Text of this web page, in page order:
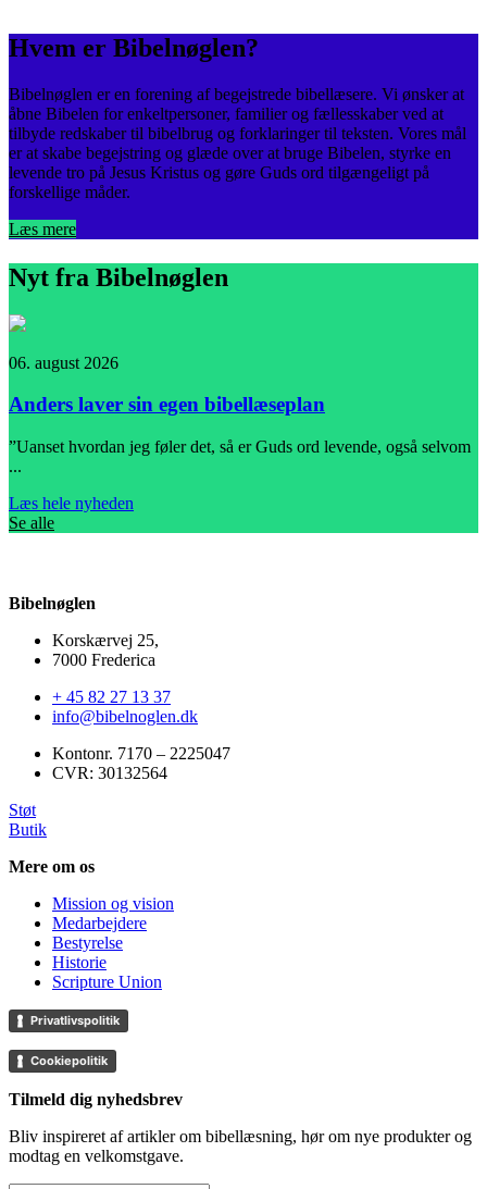
Hvem er Bibelnøglen?
Bibelnøglen er en forening af begejstrede bibellæsere. Vi ønsker at
åbne Bibelen for enkeltpersoner, familier og fællesskaber ved at
tilbyde redskaber til bibelbrug og forklaringer til teksten. Vores mål
er at skabe begejstring og glæde over at bruge Bibelen, styrke en
levende tro på Jesus Kristus og gøre Guds ord tilgængeligt på
forskellige måder.
Læs mere
Nyt fra Bibelnøglen
06. august 2026
Anders laver sin egen bibellæseplan
”Uanset hvordan jeg føler det, så er Guds ord levende, også selvom
...
Læs hele nyheden
Se alle
Bibelnøglen
Korskærvej 25,
7000 Frederica
+ 45 82 27 13 37
info@bibelnoglen.dk
Kontonr. ‍7170 – 2225047
CVR: ‍30132564
Støt
Butik
Mere om os
Mission og vision
Medarbejdere
Bestyrelse
Historie
Scripture Union
Privatlivspolitik
Cookiepolitik
Tilmeld dig nyhedsbrev
Bliv inspireret af artikler om bibellæsning, hør om nye produkter og
modtag en velkomstgave.